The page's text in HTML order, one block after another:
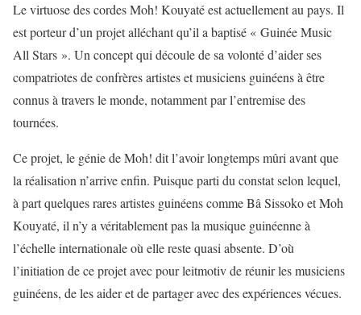
Le virtuose des cordes Moh! Kouyaté est actuellement au pays. Il
est porteur d’un projet alléchant qu’il a baptisé « Guinée Music
All Stars ». Un concept qui découle de sa volonté d’aider ses
compatriotes de confrères artistes et musiciens guinéens à être
connus à travers le monde, notamment par l’entremise des
tournées.
Ce projet, le génie de Moh! dit l’avoir longtemps mûri avant que
la réalisation n’arrive enfin. Puisque parti du constat selon lequel,
à part quelques rares artistes guinéens comme Bâ Sissoko et Moh
Kouyaté, il n’y a véritablement pas la musique guinéenne à
l’échelle internationale où elle reste quasi absente. D’où
l’initiation de ce projet avec pour leitmotiv de réunir les musiciens
guinéens, de les aider et de partager avec des expériences vécues.